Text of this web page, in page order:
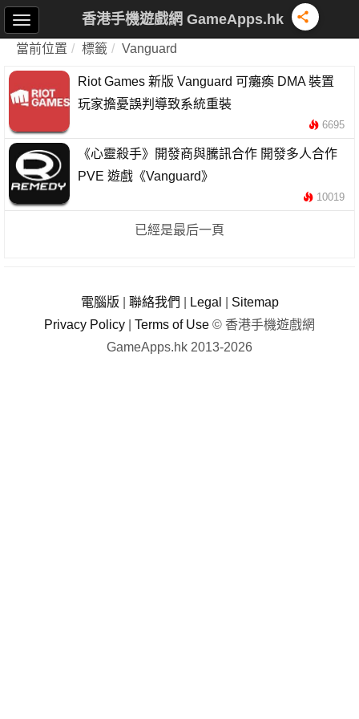
香港手機遊戲網 GameApps.hk
當前位置 標籤 Vanguard
Riot Games 新版 Vanguard 可癱瘓 DMA 裝置
玩家擔憂誤判導致系統重裝
6695
《心靈殺手》開發商與騰訊合作 開發多人合作
PVE 遊戲《Vanguard》
10019
已經是最后一頁
電腦版 聯絡我們 Legal
Sitemap
Privacy Policy
Terms of Use © 香港手機遊戲網
GameApps.hk 2013-2026